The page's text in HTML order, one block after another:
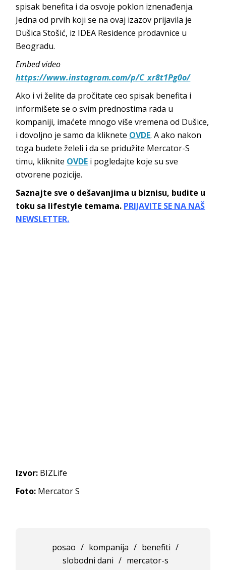
spisak benefita i da osvoje poklon iznenađenja.
Jedna od prvih koji se na ovaj izazov prijavila je
Dušica Stošić, iz IDEA Residence prodavnice u
Beogradu.
Embed video
https://www.instagram.com/p/C_xr8t1Pg0o/
Ako i vi želite da pročitate ceo spisak benefita i
informišete se o svim prednostima rada u
kompaniji, imaćete mnogo više vremena od Dušice,
i dovoljno je samo da kliknete OVDE. A ako nakon
toga budete želeli i da se pridužite Mercator-S
timu, kliknite OVDE i pogledajte koje su sve
otvorene pozicije.
Saznajte sve o dešavanjima u biznisu, budite u
toku sa lifestyle temama. PRIJAVITE SE NA NAŠ
NEWSLETTER.
Izvor: BIZLife
Foto: Mercator S
posao / kompanija / benefiti /
slobodni dani / mercator-s